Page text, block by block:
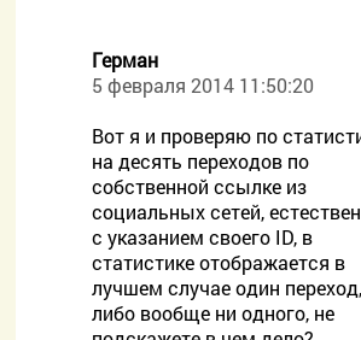
Герман
5 февраля 2014 11:50:20
Вот я и проверяю по
на десять переходов по
собственной ссылке из
социальных сетей,
с указанием своего ID, в
статистике отображается в
лучшем случае один переход,
либо вообще ни одного, не